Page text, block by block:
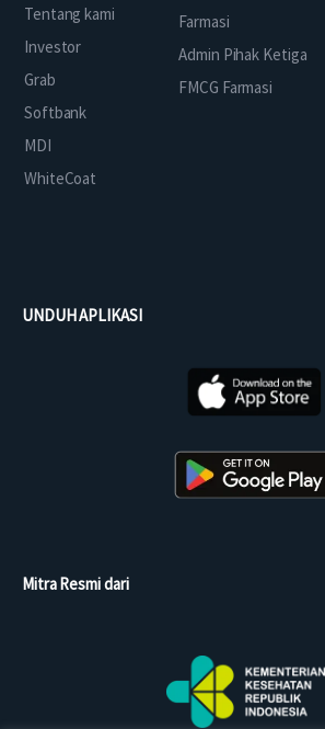
Tentang kami
Investor
Grab
Softbank
MDI
WhiteCoat
Farmasi
Admin Pihak Ketiga
FMCG Farmasi
UNDUH APLIKASI
Mitra Resmi dari